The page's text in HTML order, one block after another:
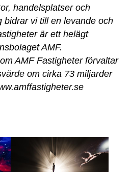
handelsplatser och
bidrar vi till en levande och
är ett helägt
AMF.
AMF Fastigheter förvaltar
om cirka 73 miljarder